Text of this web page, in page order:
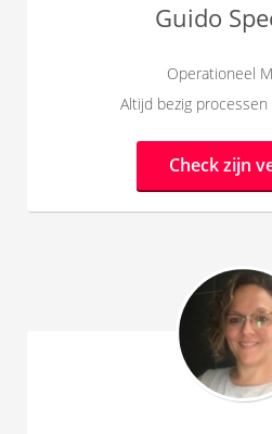
Guido
Operationeel
Altijd bezig
Check zijn